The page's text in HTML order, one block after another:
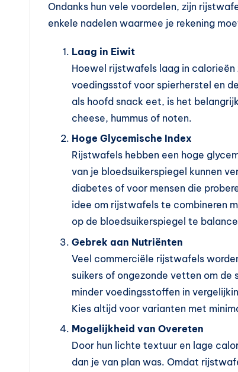
Ondanks hun vele voordelen, zijn
enkele nadelen waarmee je rekening
Laag in Eiwit
Hoewel rijstwafels laag in
voedingsstof voor spierherstel en
als hoofd snack eet, is het
cheese, hummus of noten.
Hoge Glycemische Index
Rijstwafels hebben een hoge
van je bloedsuikerspiegel kunnen
diabetes of voor mensen die
idee om rijstwafels te combineren
op de bloedsuikerspiegel te
Gebrek aan Nutriënten
Veel commerciële rijstwafels
suikers of ongezonde vetten om
minder voedingsstoffen in
Kies altijd voor varianten met
Mogelijkheid van Overeten
Door hun lichte textuur en lage
dan je van plan was. Omdat